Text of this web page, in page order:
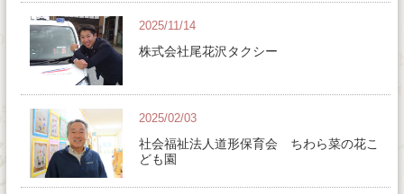
2025/11/14
株式会社尾花沢タクシー
2025/02/03
社会福祉法人道形保育会 ちわら菜の花こ
ども園